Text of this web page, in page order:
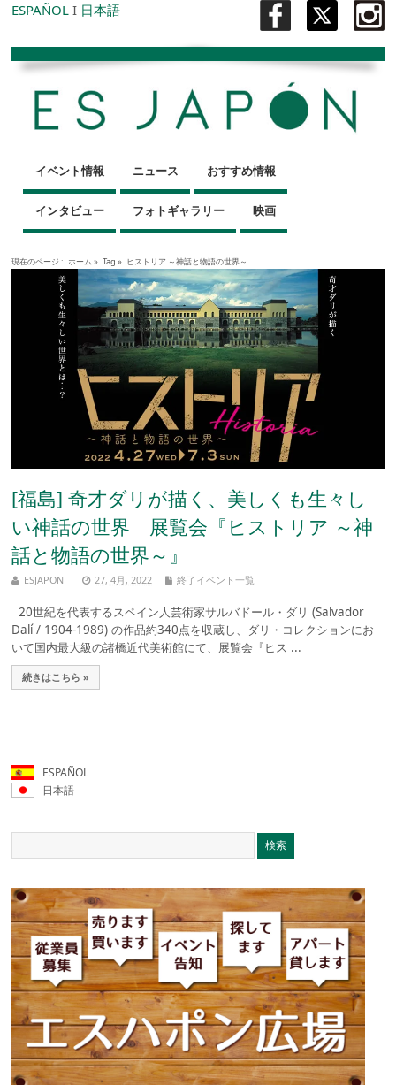
ESPAÑOL I 日本語
イベント情報 ニュース おすすめ情報
インタビュー フォトギャラリー 映画
現在のページ : ホーム » Tag » ヒストリア ～神話と物語の世界～
[福島] 奇才ダリが描く、美しくも生々し
い神話の世界 展覧会『ヒストリア ～神
話と物語の世界～』
ESJAPON 27, 4月, 2022 終了イベント一覧
20世紀を代表するスペイン人芸術家サルバドール・ダリ (Salvador
Dalí / 1904-1989) の作品約340点を収蔵し、ダリ・コレクションにお
いて国内最大級の諸橋近代美術館にて、展覧会『ヒス ...
続きはこちら »
ESPAÑOL
日本語